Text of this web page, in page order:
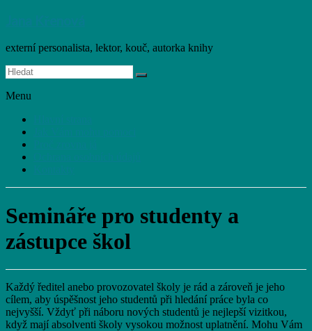
externí personalista, lektor, kouč, autorka knihy
Menu
Semináře pro studenty a
zástupce škol
Každý ředitel anebo provozovatel školy je rád a zároveň je jeho
cílem, aby úspěšnost jeho studentů při hledání práce byla co
nejvyšší. Vždyť při náboru nových studentů je nejlepší vizitkou,
když mají absolventi školy vysokou možnost uplatnění. Mohu Vám